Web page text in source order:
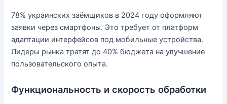
78% украинских заёмщиков в 2024 году оформляют
заявки через смартфоны. Это требует от платформ
адаптации интерфейсов под мобильные устройства.
Лидеры рынка тратят до 40% бюджета на улучшение
пользовательского опыта.
Функциональность и скорость обработки